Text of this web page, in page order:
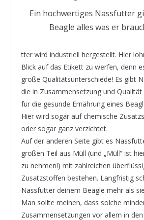
Ein hochwertiges Nassfutter
Beagle alles was er
tter wird industriell hergestellt. Hier
Blick auf das Etikett zu werfen, denn
große Qualitätsunterschiede! Es gibt
die in Zusammensetzung und
für die gesunde Ernährung eines
Hier wird sogar auf chemische
oder sogar ganz verzichtet.
Auf der anderen Seite gibt es
großen Teil aus Müll (und „Müll“ ist
zu nehmen!) mit zahlreichen
Zusatzstoffen bestehen. Langfristig
Nassfutter deinem Beagle mehr als
Man sollte meinen, dass solche
Zusammensetzungen vor allem in